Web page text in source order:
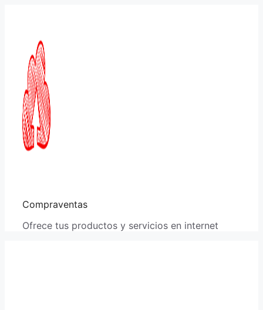
Compraventas
Ofrece tus productos y servicios en internet